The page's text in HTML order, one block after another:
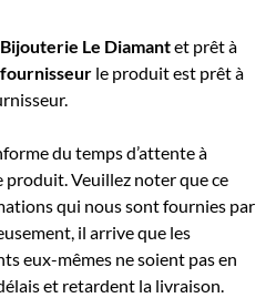
Bijouterie Le Diamantet prêt à
le produit est prêt à
du temps d’attente à
Veuillez noter que ce
qui nous sont fournies par
il arrive que les
eux-mêmes ne soient pas en
et retardent la livraison.